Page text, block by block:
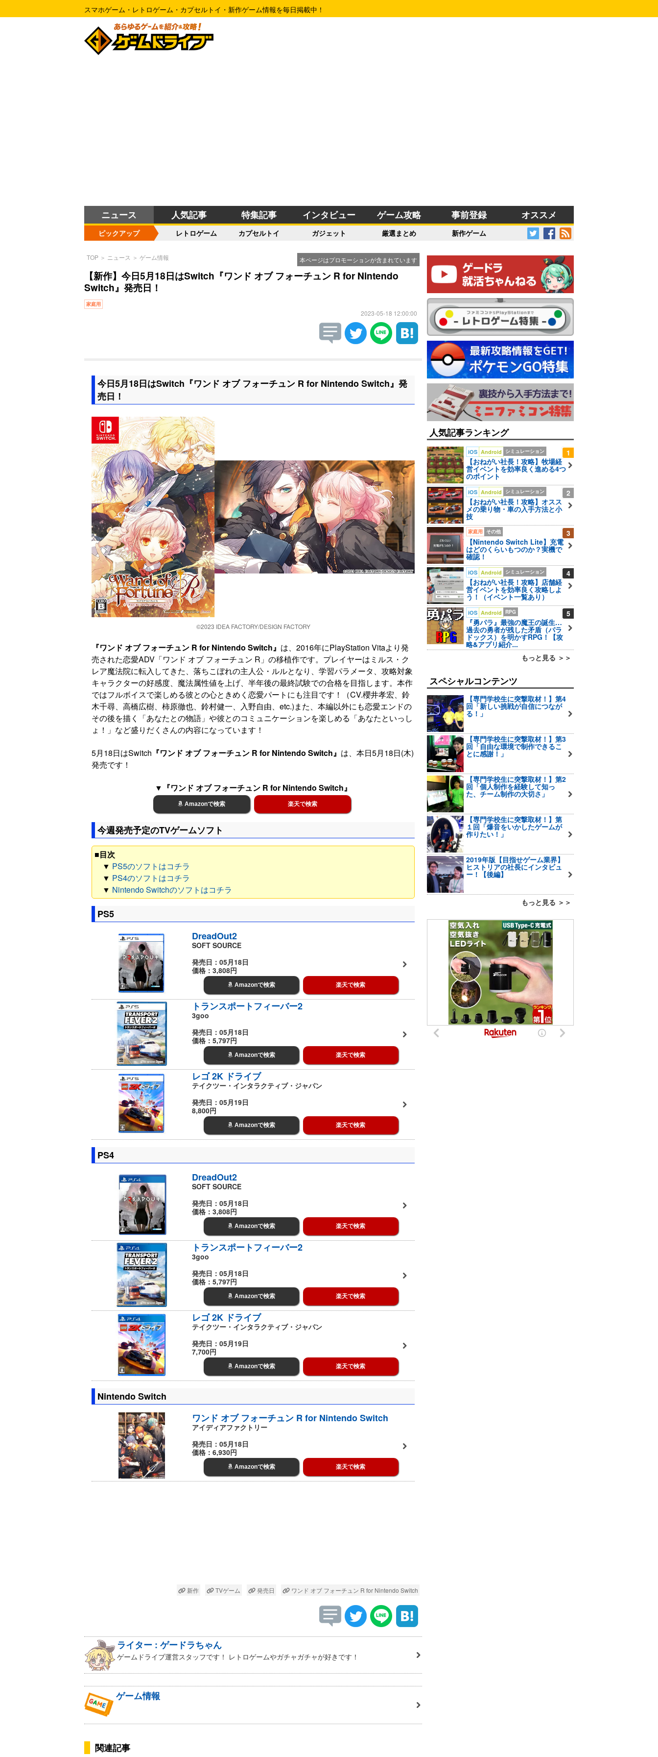
スマホゲーム・レトロゲーム・カプセルトイ・新作ゲーム情報を毎日掲載中！
ニュース 人気記事 特集記事 インタビュー ゲーム攻略 事前登録 オススメ
ピックアップ レトロゲーム カプセルトイ ガジェット 厳選まとめ 新作ゲーム
本ページはプロモーションが含まれています
TOP ＞ ニュース ＞ ゲーム情報
【新作】今日5月18日はSwitch『ワンド オブ フォーチュン R for Nintendo
Switch』発売日！
家庭用
2023-05-18 12:00:00
今日5月18日はSwitch『ワンド オブ フォーチュン R for Nintendo Switch』発
売日！
©2023 IDEA FACTORY/DESIGN FACTORY
『ワンド オブ フォーチュン R for Nintendo Switch』 は、2016年にPlayStation Vitaより発
売された恋愛ADV「ワンド オブ フォーチュン R」の移植作です。プレイヤーはミルス・ク
レア魔法院に転入してきた、落ちこぼれの主人公・ルルとなり、学習パラメータ、攻略対象
キャラクターの好感度、魔法属性値を上げ、半年後の最終試験での合格を目指します。本作
ではフルボイスで楽しめる彼との心ときめく恋愛パートにも注目です！（CV.櫻井孝宏、鈴
木千尋、高橋広樹、柿原徹也、鈴村健一、入野自由、etc.)また、本編以外にも恋愛エンドの
その後を描く「あなたとの物語」や彼とのコミュニケーションを楽しめる「あなたといっし
ょ！」など盛りだくさんの内容になっています！
5月18日はSwitch 『ワンド オブ フォーチュン R for Nintendo Switch』 は、本日5月18日(木)
発売です！
▼『ワンド オブ フォーチュン R for Nintendo Switch』
Amazonで検索 楽天で検索
今週発売予定のTVゲームソフト
■目次
▼ PS5のソフトはコチラ
▼ PS4のソフトはコチラ
▼ Nintendo Switchのソフトはコチラ
PS5
DreadOut2
SOFT SOURCE
発売日：05月18日
価格：3,808円
Amazonで検索 楽天で検索
トランスポートフィーバー2
3goo
発売日：05月18日
価格：5,797円
Amazonで検索 楽天で検索
レゴ 2K ドライブ
テイクツー・インタラクティブ・ジャパン
発売日：05月19日
8,800円
Amazonで検索 楽天で検索
PS4
DreadOut2
SOFT SOURCE
発売日：05月18日
価格：3,808円
Amazonで検索 楽天で検索
トランスポートフィーバー2
3goo
発売日：05月18日
価格：5,797円
Amazonで検索 楽天で検索
レゴ 2K ドライブ
テイクツー・インタラクティブ・ジャパン
発売日：05月19日
7,700円
Amazonで検索 楽天で検索
Nintendo Switch
ワンド オブ フォーチュン R for Nintendo Switch
アイディアファクトリー
発売日：05月18日
価格：6,930円
Amazonで検索 楽天で検索
新作 TVゲーム 発売日 ワンド オブ フォーチュン R for Nintendo Switch
ライター : ゲードラちゃん
ゲームドライブ運営スタッフです！ レトロゲームやガチャガチャが好きです！
ゲーム情報
関連記事
人気記事ランキング
1
iOS Android シミュレーション
【おねがい社長！攻略】牧場経
営イベントを効率良く進める4つ
のポイント
2
iOS Android シミュレーション
【おねがい社長！攻略】オスス
メの乗り物・車の入手方法と小
技
3
家庭用 その他
【Nintendo Switch Lite】充電
はどのくらいもつのか？実機で
確認！
4
iOS Android シミュレーション
【おねがい社長！攻略】店舗経
営イベントを効率良く攻略しよ
う！（イベント一覧あり）
5
iOS Android RPG
『勇パラ』最強の魔王の誕生…
過去の勇者が残した矛盾（パラ
ドックス）を明かすRPG！【攻
略&アプリ紹介...
もっと見る ＞＞
スペシャルコンテンツ
【専門学校生に突撃取材！】第4
回「新しい挑戦が自信につなが
る！」
【専門学校生に突撃取材！】第3
回「自由な環境で制作できるこ
とに感謝！」
【専門学校生に突撃取材！】第2
回「個人制作を経験して知っ
た、チーム制作の大切さ」
【専門学校生に突撃取材！】第
１回「爆音をいかしたゲームが
作りたい！」
2019年版【目指せゲーム業界】
ヒストリアの社長にインタビュ
ー！【後編】
もっと見る ＞＞